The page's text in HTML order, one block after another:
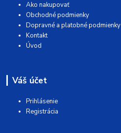
Ako nakupovať
Obchodné podmienky
Dopravné a platobné podmienky
Kontakt
Úvod
Váš účet
Prihlásenie
Registrácia